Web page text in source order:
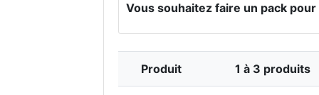
Vous souhaitez faire un pack
Produit 1 à 3 produits